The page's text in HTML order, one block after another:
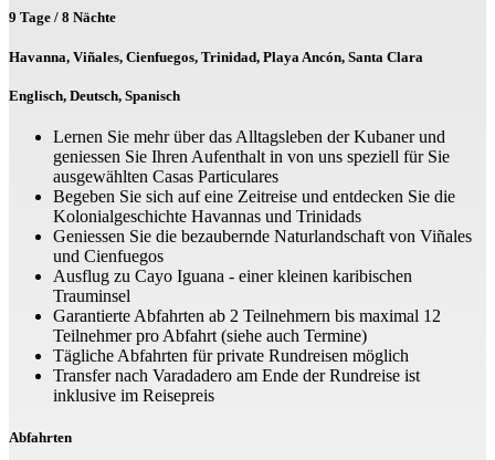
9 Tage / 8 Nächte
Havanna, Viñales, Cienfuegos, Trinidad, Playa Ancón, Santa Clara
Englisch, Deutsch, Spanisch
Lernen Sie mehr über das Alltagsleben der Kubaner und
geniessen Sie Ihren Aufenthalt in von uns speziell für Sie
ausgewählten Casas Particulares
Begeben Sie sich auf eine Zeitreise und entdecken Sie die
Kolonialgeschichte Havannas und Trinidads
Geniessen Sie die bezaubernde Naturlandschaft von Viñales
und Cienfuegos
Ausflug zu Cayo Iguana - einer kleinen karibischen
Trauminsel
Garantierte Abfahrten ab 2 Teilnehmern bis maximal 12
Teilnehmer pro Abfahrt (siehe auch Termine)
Tägliche Abfahrten für private Rundreisen möglich
Transfer nach Varadadero am Ende der Rundreise ist
inklusive im Reisepreis
Abfahrten